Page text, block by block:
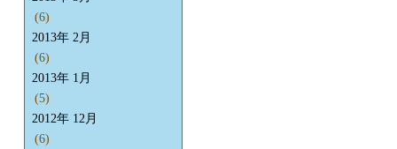
(6)
2013年 2月
(6)
2013年 1月
(5)
2012年 12月
(6)